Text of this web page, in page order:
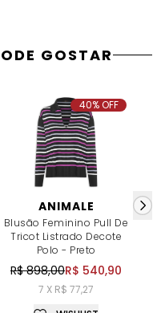
GOSTAR
ANIMALE
Blusão Feminino Pull De
Tricot Listrado Decote
Polo - Preto
R$ 898,00R$ 540,90
7 X R$ 77,27
40% OFF